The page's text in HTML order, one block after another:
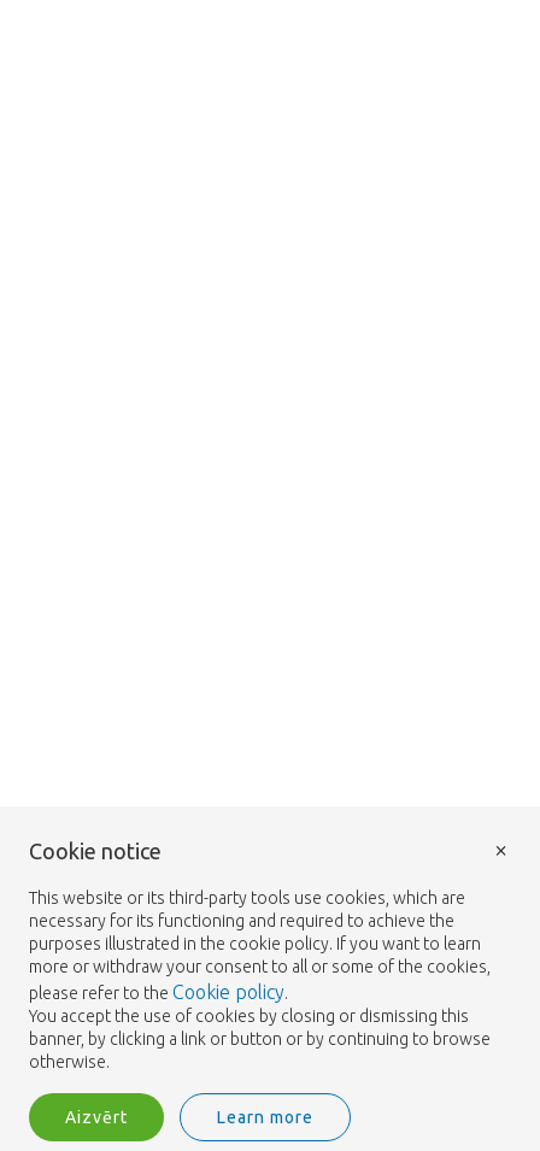
Cookie notice
This website or its third-party tools use cookies, which are
necessary for its functioning and required to achieve the
purposes illustrated in the cookie policy. If you want to learn
more or withdraw your consent to all or some of the cookies,
please refer to the Cookie policy.
You accept the use of cookies by closing or dismissing this
banner, by clicking a link or button or by continuing to browse
otherwise.
Aizvērt Learn more
×